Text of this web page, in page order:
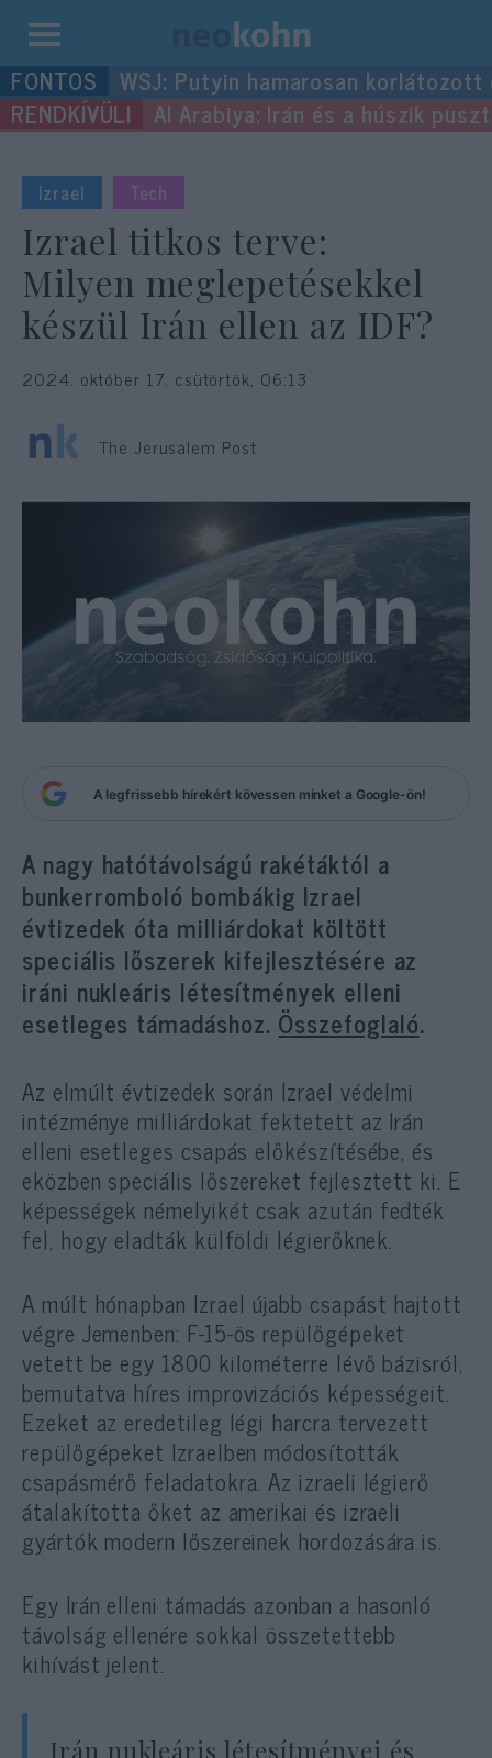
Kilépés
a
tartalomba
WSJ: Putyin hamarosan
Al Arabiya: Irán és a húszik
Izrael Tech
Izrael titkos terve:
Milyen meglepetésekkel
készül Irán ellen az IDF?
2024. október 17. csütörtök, 06:13
The Jerusalem Post
A legfrissebb hírekért kövessen minket a Google-ön!
A nagy hatótávolságú rakétáktól a
bunkerromboló bombákig Izrael
évtizedek óta milliárdokat költött
speciális lőszerek kifejlesztésére az
iráni nukleáris létesítmények elleni
esetleges támadáshoz. Összefoglaló.
Az elmúlt évtizedek során Izrael védelmi
intézménye milliárdokat fektetett az Irán
elleni esetleges csapás előkészítésébe, és
eközben speciális lőszereket fejlesztett ki. E
képességek némelyikét csak azután fedték
fel, hogy eladták külföldi légierőknek.
A múlt hónapban Izrael újabb csapást hajtott
végre Jemenben: F-15-ös repülőgépeket
vetett be egy 1800 kilométerre lévő bázisról,
bemutatva híres improvizációs képességeit.
Ezeket az eredetileg légi harcra tervezett
repülőgépeket Izraelben módosították
csapásmérő feladatokra. Az izraeli légierő
átalakította őket az amerikai és izraeli
gyártók modern lőszereinek hordozására is.
Egy Irán elleni támadás azonban a hasonló
távolság ellenére sokkal összetettebb
kihívást jelent.
Irán nukleáris létesítményei és